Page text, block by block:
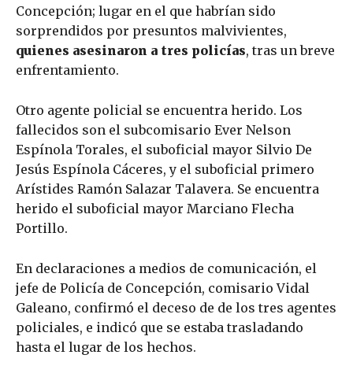
Concepción; lugar en el que habrían sido
sorprendidos por presuntos malvivientes,
quienes asesinaron a tres policías, tras un breve
enfrentamiento.
Otro agente policial se encuentra herido. Los
fallecidos son el subcomisario Ever Nelson
Espínola Torales, el suboficial mayor Silvio De
Jesús Espínola Cáceres, y el suboficial primero
Arístides Ramón Salazar Talavera. Se encuentra
herido el suboficial mayor Marciano Flecha
Portillo.
En declaraciones a medios de comunicación, el
jefe de Policía de Concepción, comisario Vidal
Galeano, confirmó el deceso de de los tres agentes
policiales, e indicó que se estaba trasladando
hasta el lugar de los hechos.